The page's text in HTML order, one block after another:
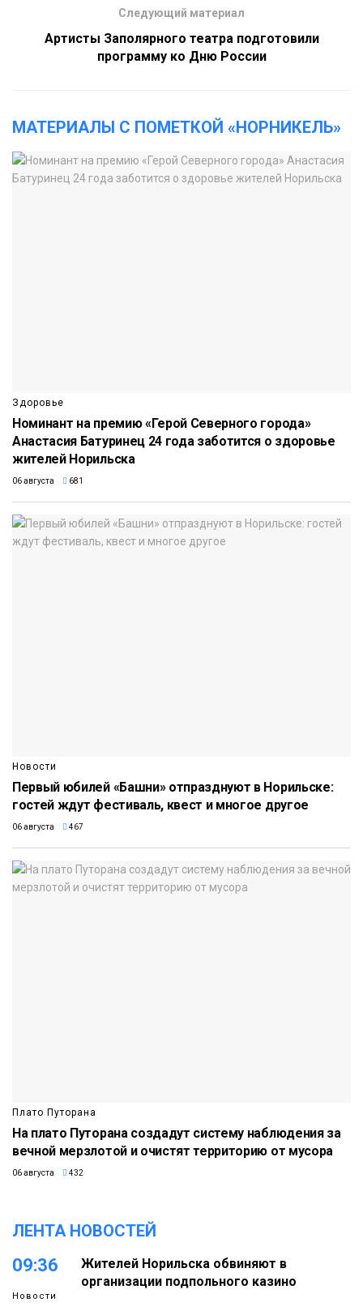
Следующий материал
Артисты Заполярного театра подготовили
программу ко Дню России
МАТЕРИАЛЫ С ПОМЕТКОЙ «НОРНИКЕЛЬ»
Здоровье
Номинант на премию «Герой Северного города»
Анастасия Батуринец 24 года заботится о здоровье
жителей Норильска
06 августа 681
Новости
Первый юбилей «Башни» отпразднуют в Норильске:
гостей ждут фестиваль, квест и многое другое
06 августа 467
Плато Путорана
На плато Путорана создадут систему наблюдения за
вечной мерзлотой и очистят территорию от мусора
06 августа 432
ЛЕНТА НОВОСТЕЙ
09:36
Новости
Жителей Норильска обвиняют в
организации подпольного казино